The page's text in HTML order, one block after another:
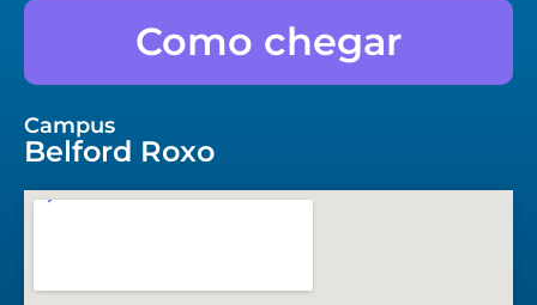
Como chegar
Campus
Belford Roxo